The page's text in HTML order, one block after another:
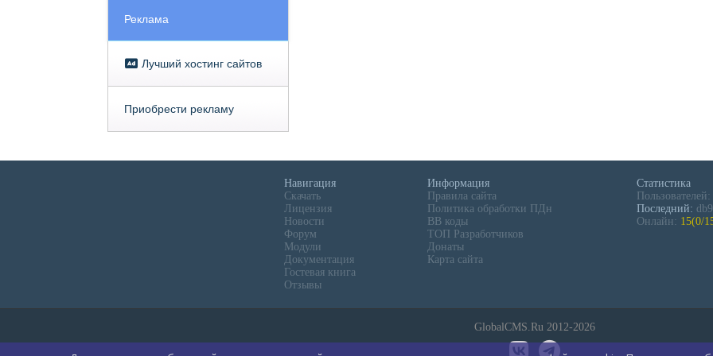
Реклама
Лучший хостинг сайтов
Приобрести рекламу
Навигация
Скачать
Лицензия
Новости
Форум
Модули
Документация
Гостевая книга
Отзывы
Информация
Правила сайта
Политика обработки ПДн
BB коды
ТОП Разработчиков
Донаты
Карта сайта
Статистика
Пользователей:
Последний:
Онлайн: 15(0/
GlobalCMS.Ru 2012-2026